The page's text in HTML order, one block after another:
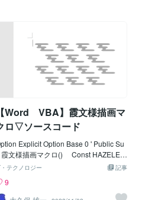
ュ曲線描画倍率 Const NARCFRAD =
(77.4 * NARCBZMG) '花びら Const
NARCGRAD = (90.1 * NARCBZMG)
'筋 Const NARCMRAD = 11 '中
側花びら半径 Const NARCORAD = 2
= 3 ' Const NARCLNWE = 1 '線
の太さ '------------------------------------------
【Word VBA】霞文様描画マ
ロ▽ソースコード
Explicit Option Base 0 ' Public Su
文様描画マクロ() Const HAZELEF
= 80 '描画開始位置Ｘ Const
HAZESWD1 = 50 '描画
1 Const HAZESWD2 = 12 '描画
記事
テクノロジー
9